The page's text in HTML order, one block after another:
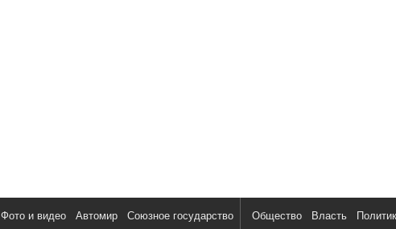
Фото и видео Автомир Союзное государство Общество Власть